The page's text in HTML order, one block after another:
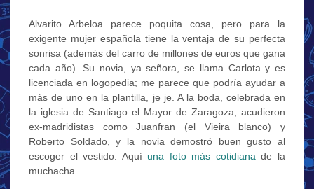
Alvarito Arbeloa parece poquita cosa, pero para la
exigente mujer española tiene la ventaja de su perfecta
sonrisa (además del carro de millones de euros que gana
cada año). Su novia, ya señora, se llama Carlota y es
licenciada en logopedia; me parece que podría ayudar a
más de uno en la plantilla, je je. A la boda, celebrada en
la iglesia de Santiago el Mayor de Zaragoza, acudieron
ex-madridistas como Juanfran (el Vieira blanco) y
Roberto Soldado, y la novia demostró buen gusto al
escoger el vestido. Aquí una foto más cotidiana de la
muchacha.